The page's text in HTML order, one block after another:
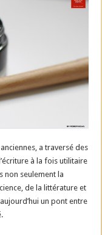
a traversé des
à la fois utilitaire
non seulement la
de la littérature et
un pont entre